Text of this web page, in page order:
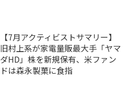
【7月アクティビストサマリー】
旧村上系が家電量販最大手「ヤマ
ダHD」株を新規保有、米ファン
ドは森永製菓に食指